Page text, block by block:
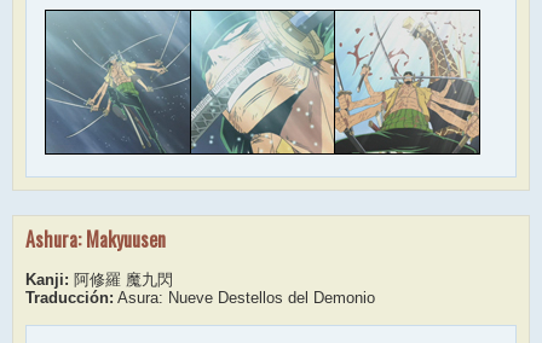
Ashura: Makyuusen
Kanji: 阿修羅 魔九閃
Traducción: Asura: Nueve Destellos del Demonio